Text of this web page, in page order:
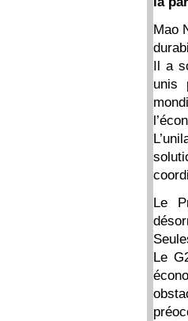
Mao
Il a
unis
Le
Le